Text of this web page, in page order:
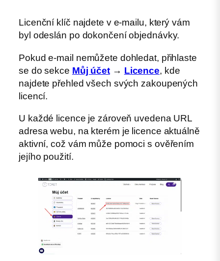
Licenční klíč najdete v e-mailu, který vám
byl odeslán po dokončení objednávky.
Pokud e-mail nemůžete dohledat, přihlaste
se do sekce Můj účet → Licence, kde
najdete přehled všech svých zakoupených
licencí.
U každé licence je zároveň uvedena URL
adresa webu, na kterém je licence aktuálně
aktivní, což vám může pomoci s ověřením
jejího použití.